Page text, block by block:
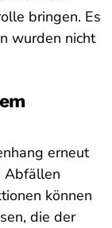
bringen. Es
wurden nicht
erneut
Abfällen
können
die der